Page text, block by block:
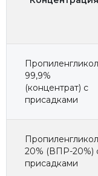
99,9%
(концентрат) с
присадками
20% (ВПР-20%)
присадками